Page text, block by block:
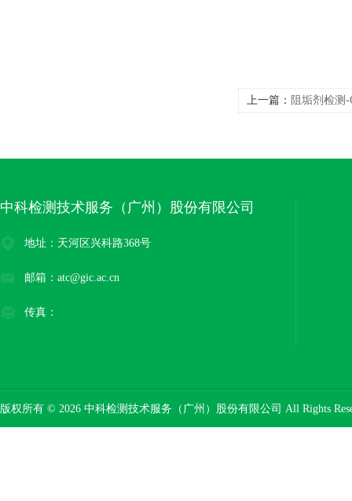
上一篇： 阻垢剂检测
中科检测技术服务（广州）股份有限公司
地址：天河区兴科路368号
邮箱：atc@gic.ac.cn
传真：
版权所有 © 2026 中科检测技术服务（广州）股份有限公司 All Rights